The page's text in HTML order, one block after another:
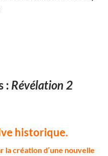
: Révélation 2
historique.
création d’une nouvelle